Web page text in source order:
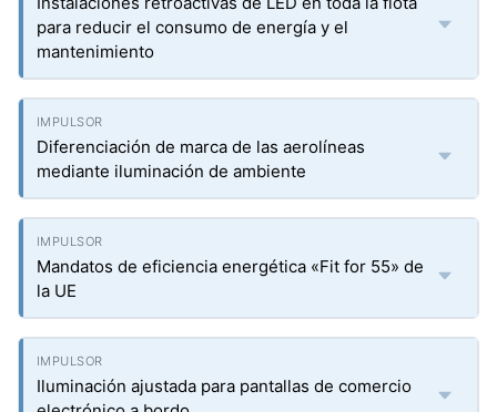
para reducir el consumo de energía y el
mantenimiento
Diferenciación de marca de las aerolíneas
mediante iluminación de ambiente
Mandatos de eficiencia energética «Fit for 55» de
la UE
Iluminación ajustada para pantallas de comercio